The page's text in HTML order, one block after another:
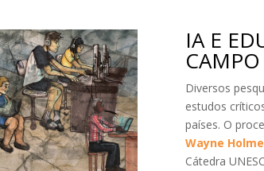
IA E
Diversos
estudos
países. O
Wayne
Cátedra